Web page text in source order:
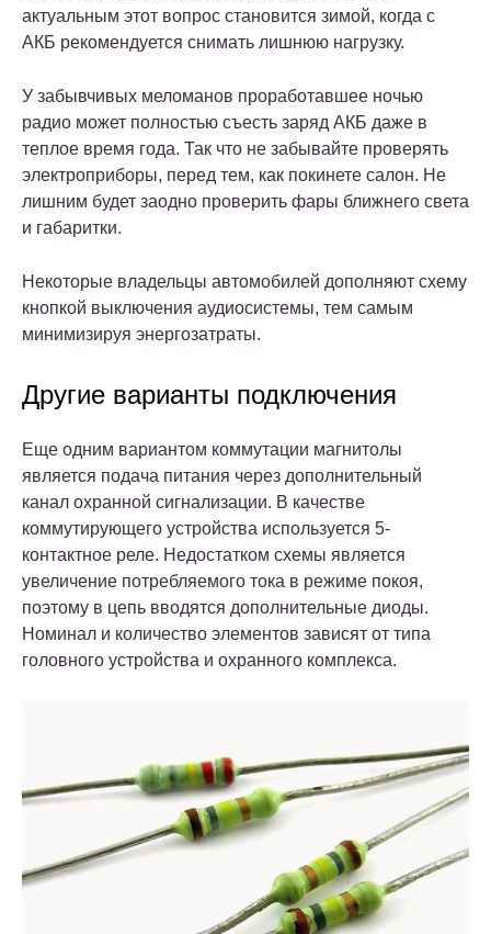
актуальным этот вопрос становится зимой, когда с
АКБ рекомендуется снимать лишнюю нагрузку.
У забывчивых меломанов проработавшее ночью
радио может полностью съесть заряд АКБ даже в
теплое время года. Так что не забывайте проверять
электроприборы, перед тем, как покинете салон. Не
лишним будет заодно проверить фары ближнего света
и габаритки.
Некоторые владельцы автомобилей дополняют схему
кнопкой выключения аудиосистемы, тем самым
минимизируя энергозатраты.
Другие варианты подключения
Еще одним вариантом коммутации магнитолы
является подача питания через дополнительный
канал охранной сигнализации. В качестве
коммутирующего устройства используется 5-
контактное реле. Недостатком схемы является
увеличение потребляемого тока в режиме покоя,
поэтому в цепь вводятся дополнительные диоды.
Номинал и количество элементов зависят от типа
головного устройства и охранного комплекса.